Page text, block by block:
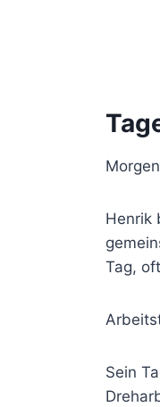
Henrik
Tag,
Sein